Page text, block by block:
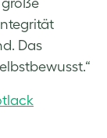
Das